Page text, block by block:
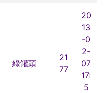
綠罐頭
21
77
20
13
-0
2-
07
17:
5